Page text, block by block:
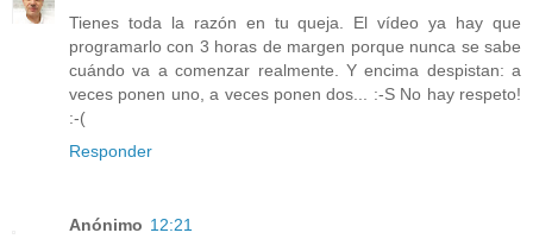
Tienes toda la razón en tu queja. El vídeo ya hay que
programarlo con 3 horas de margen porque nunca se sabe
cuándo va a comenzar realmente. Y encima despistan: a
veces ponen uno, a veces ponen dos... :-S No hay respeto!
:-(
Responder
Anónimo 12:21